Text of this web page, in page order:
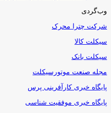
وب‌گردی
شرکت چترا محرک
سیکلت کالا
سیکلت بانک
مجله صنعت موتورسیکلت
پایگاه خبری کارآفرینی پرس
پایگاه خبری موفقیت شناسی